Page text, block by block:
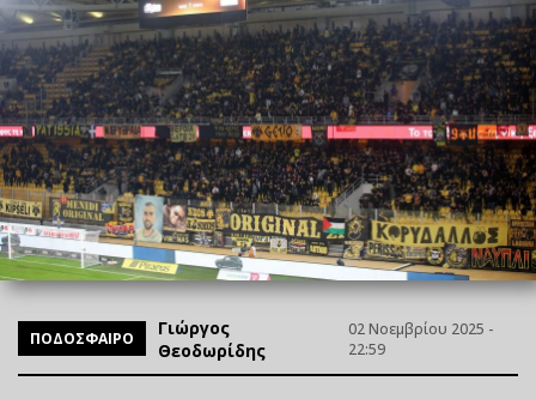
ΠΟΔΟΣΦΑΙΡΟ
Γιώργος
Θεοδωρίδης
02 Νοεμβρίου 2025 -
22:59